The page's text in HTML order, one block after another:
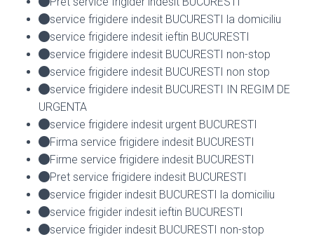
service frigidere indesit BUCURESTI la domiciliu
service frigidere indesit ieftin BUCURESTI
service frigidere indesit BUCURESTI non-stop
service frigidere indesit BUCURESTI non stop
service frigidere indesit BUCURESTI IN REGIM DE
URGENTA
service frigidere indesit urgent BUCURESTI
Firma service frigidere indesit BUCURESTI
Firme service frigidere indesit BUCURESTI
Pret service frigidere indesit BUCURESTI
service frigider indesit BUCURESTI la domiciliu
service frigider indesit ieftin BUCURESTI
service frigider indesit BUCURESTI non-stop